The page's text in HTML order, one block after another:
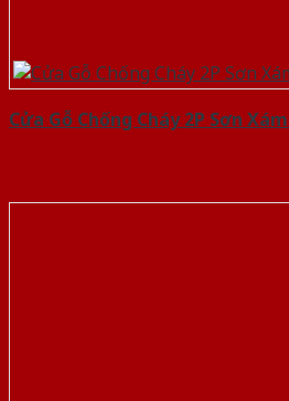
Cửa Gỗ Chống Cháy 2P Sơn